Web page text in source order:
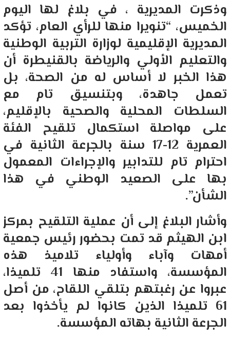
وذكرت المديرية ، في بلاغ لها اليوم
الخميس، “تنويرا منها للرأي العام، تؤكد
المديرية الإقليمية لوزارة التربية الوطنية
والتعليم الأولي والرياضة بالقنيطرة أن
هذا الخبر لا أساس له من الصحة، بل
تعمل جاهدة، وبتنسيق تام مع
السلطات المحلية والصحية بالإقليم،
على مواصلة استكمال تلقيح الفئة
العمرية 12-17 سنة بالجرعة الثانية في
احترام تام للتدابير والإجراءات المعمول
بها على الصعيد الوطني في هذا
الشأن”.
وأشار البلاغ إلى أن عملية التلقيح بمركز
ابن الهيثم قد تمت بحضور رئيس جمعية
أمهات وآباء وأولياء تلاميذ هذه
المؤسسة، واستفاد منها 41 تلميذا،
عبروا عن رغبتهم بتلقي اللقاح، من أصل
61 تلميذا الذين كانوا لم يأخذوا بعد
الجرعة الثانية بهاته المؤسسة.